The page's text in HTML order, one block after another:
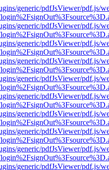
generic/pdfJsViewer/pdf.js/
generic/pdfJsViewer/pdf.js/
generic/pdfJsViewer/pdf.js/
generic/pdfJsViewer/pdf.js/
generic/pdfJsViewer/pdf.js/
generic/pdfJsViewer/pdf.js/
generic/pdfJsViewer/pdf.js/
generic/pdfJsViewer/pdf.js/
generic/pdfJsViewer/pdf.js/
generic/pdfJsViewer/pdf.js/